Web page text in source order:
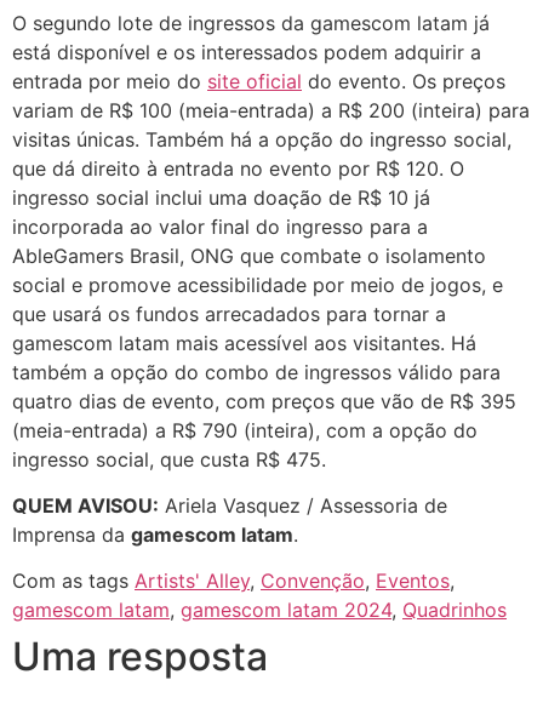
O segundo lote de ingressos da gamescom latam já
está disponível e os interessados podem adquirir a
entrada por meio do site oficial do evento. Os preços
variam de R$ 100 (meia-entrada) a R$ 200 (inteira) para
visitas únicas. Também há a opção do ingresso social,
que dá direito à entrada no evento por R$ 120. O
ingresso social inclui uma doação de R$ 10 já
incorporada ao valor final do ingresso para a
AbleGamers Brasil, ONG que combate o isolamento
social e promove acessibilidade por meio de jogos, e
que usará os fundos arrecadados para tornar a
gamescom latam mais acessível aos visitantes. Há
também a opção do combo de ingressos válido para
quatro dias de evento, com preços que vão de R$ 395
(meia-entrada) a R$ 790 (inteira), com a opção do
ingresso social, que custa R$ 475.
QUEM AVISOU: Ariela Vasquez / Assessoria de
Imprensa da gamescom latam.
Com as tags Artists' Alley, Convenção, Eventos,
gamescom latam, gamescom latam 2024, Quadrinhos
Uma resposta